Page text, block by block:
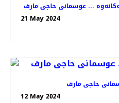
... عوسمانی حاجی مارف
21 May 2024
حاجی مارف
12 May 2024